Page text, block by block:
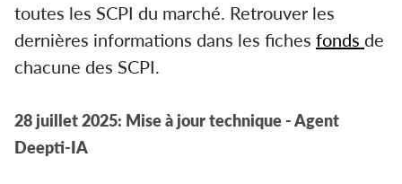
toutes les SCPI du marché. Retrouver les
dernières informations dans les fiches fonds de
chacune des SCPI.
28 juillet 2025: Mise à jour technique - Agent
Deepti-IA